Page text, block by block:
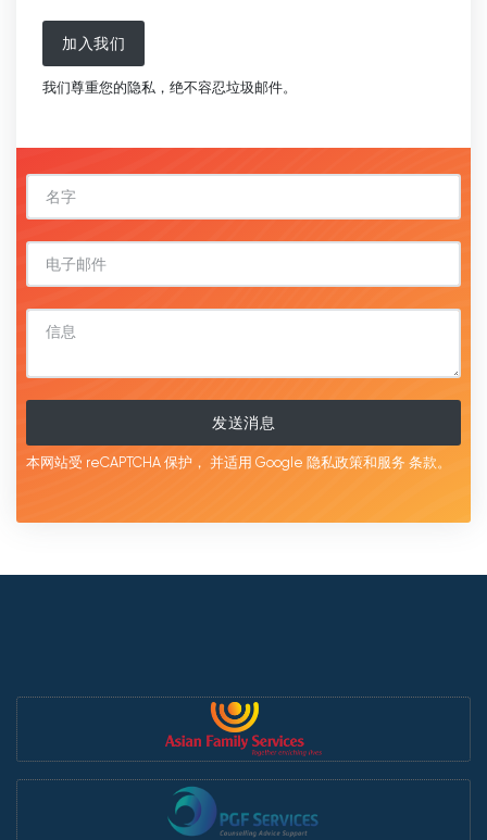
加入我们
我们尊重您的隐私，绝不容忍垃圾邮件。
发送消息
本网站受 reCAPTCHA 保护， 并适用 Google 隐私政策和服务 条款。